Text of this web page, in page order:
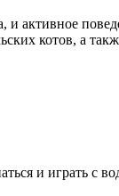
активное
котов, а
и играть с